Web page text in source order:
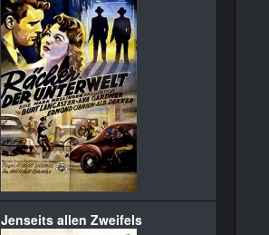
Jenseits allen Zweifels